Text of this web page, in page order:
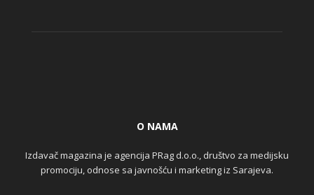
O NAMA
Izdavač magazina je agencija PRag d.o.o., društvo za medijsku
promociju, odnose sa javnošću i marketing iz Sarajeva.